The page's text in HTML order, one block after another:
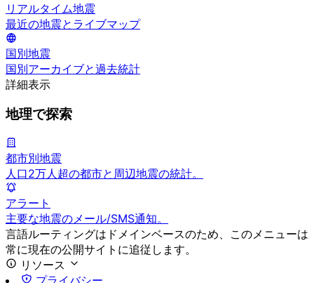
リアルタイム地震
最近の地震とライブマップ
国別地震
国別アーカイブと過去統計
詳細表示
地理で探索
都市別地震
人口2万人超の都市と周辺地震の統計。
アラート
主要な地震のメール/SMS通知。
言語ルーティングはドメインベースのため、このメニューは
常に現在の公開サイトに追従します。
リソース